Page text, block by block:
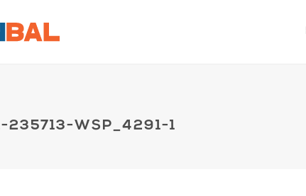
235713-WSP_4291-1